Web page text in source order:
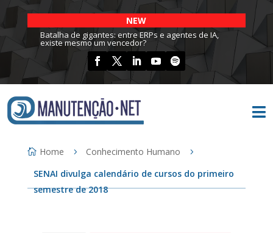
NEW
Batalha de gigantes: entre ERPs e agentes de IA,
existe mesmo um vencedor?

Home
Conhecimento Humano
SENAI divulga calendário de cursos do primeiro
semestre de 2018